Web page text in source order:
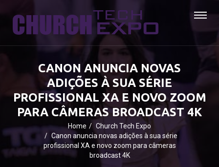
CANON ANUNCIA NOVAS
ADIÇÕES À SUA SÉRIE
PROFISSIONAL XA E NOVO ZOOM
PARA CÂMERAS BROADCAST 4K
Home
Church Tech Expo
Canon anuncia novas adições à sua série
profissional XA e novo zoom para câmeras
broadcast 4K